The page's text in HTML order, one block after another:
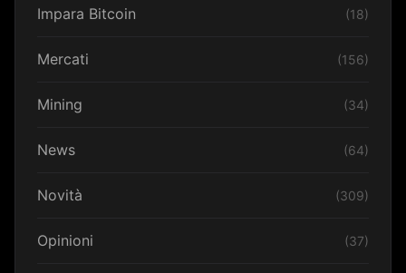
Impara Bitcoin (18)
Mercati (156)
Mining (34)
News (64)
Novità (309)
Opinioni (37)